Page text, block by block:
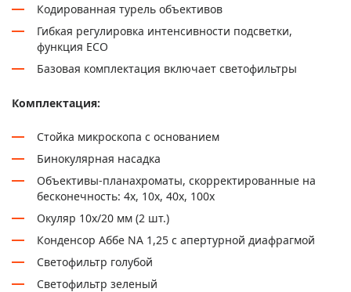
Кодированная турель объективов
Гибкая регулировка интенсивности подсветки,
функция ECO
Базовая комплектация включает светофильтры
Комплектация:
Стойка микроскопа с основанием
Бинокулярная насадка
Объективы-планахроматы, скорректированные на
бесконечность: 4x, 10x, 40x, 100x
Окуляр 10x/20 мм (2 шт.)
Конденсор Аббе NA 1,25 с апертурной диафрагмой
Светофильтр голубой
Светофильтр зеленый